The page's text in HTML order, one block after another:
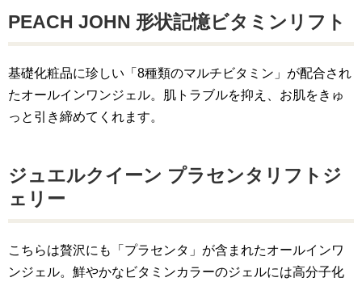
PEACH JOHN 形状記憶ビタミンリフト
基礎化粧品に珍しい「8種類のマルチビタミン」が配合され
たオールインワンジェル。肌トラブルを抑え、お肌をきゅ
っと引き締めてくれます。
ジュエルクイーン プラセンタリフトジ
ェリー
こちらは贅沢にも「プラセンタ」が含まれたオールインワ
ンジェル。鮮やかなビタミンカラーのジェルには高分子化